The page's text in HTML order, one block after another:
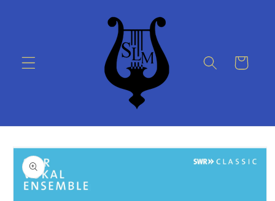
Cart
Skip to
product
information